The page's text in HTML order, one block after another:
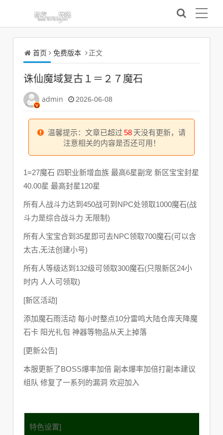
首页 免费版本 正文
诛仙魔域复古１＝２７魔石
admin 2026-06-08
温馨提示：文章已超过 58 天没有更新，请
注意相关的内容是否还可用！
1=27魔石 四职业新增血族 最高6星副宠 新区宝宝封星
40.00星 最高封星120星
所有人战斗力达到450战可到NPC处领取1000魔石(战
斗力是综合战斗力 无限制)
所有人宝宝合到35星即可去NPC领取700魔石(可以含
太古,无法创建小号)
所有人等级达到132级可领取300魔石(只限新区24小
时内 人人可领取)
[新区活动]
添加魔石雨活动 每小时整点10分雷鸣大陆仓库天降魔
石卡 阳光礼包 神器等物品从天上掉落
[更新公告]
本服更新了BOSS爆率加倍 副本爆率加倍打副本建议
组队 修复了一系列的漏洞 欢迎加入
特色设置]